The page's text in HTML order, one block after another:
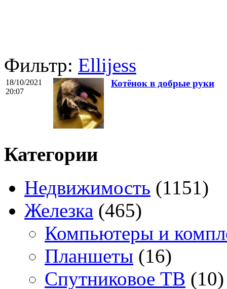
Фильтр: Ellijess
18/10/2021
20:07
Котёнок в добрые руки
Категории
Недвижимость (1151)
Железка (465)
Компьютеры и
Планшеты (16)
Спутниковое ТВ (10)